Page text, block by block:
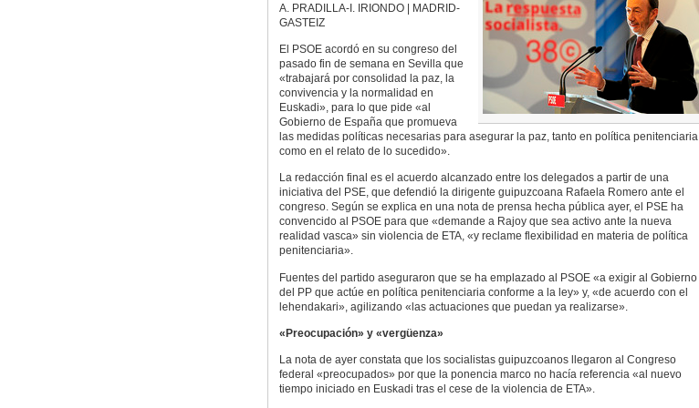
A. PRADILLA-I. IRIONDO | MADRID-
GASTEIZ
El PSOE acordó en su congreso del
pasado fin de semana en Sevilla que
«trabajará por consolidad la paz, la
convivencia y la normalidad en
Euskadi», para lo que pide «al
Gobierno de España que promueva
las medidas políticas necesarias para asegurar la paz, tanto en política penitenciaria
como en el relato de lo sucedido».
La redacción final es el acuerdo alcanzado entre los delegados a partir de una
iniciativa del PSE, que defendió la dirigente guipuzcoana Rafaela Romero ante el
congreso. Según se explica en una nota de prensa hecha pública ayer, el PSE ha
convencido al PSOE para que «demande a Rajoy que sea activo ante la nueva
realidad vasca» sin violencia de ETA, «y reclame flexibilidad en materia de política
penitenciaria».
Fuentes del partido aseguraron que se ha emplazado al PSOE «a exigir al Gobierno
del PP que actúe en política penitenciaria conforme a la ley» y, «de acuerdo con el
lehendakari», agilizando «las actuaciones que puedan ya realizarse».
«Preocupación» y «vergüenza»
La nota de ayer constata que los socialistas guipuzcoanos llegaron al Congreso
federal «preocupados» por que la ponencia marco no hacía referencia «al nuevo
tiempo iniciado en Euskadi tras el cese de la violencia de ETA».